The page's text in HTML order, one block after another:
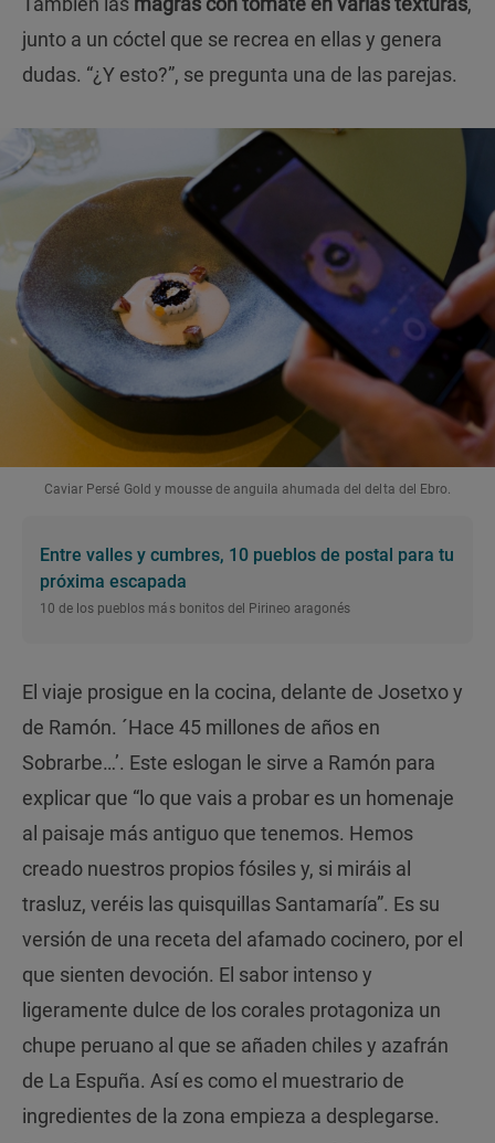
junto a un cóctel que se recrea en ellas y genera
dudas. “¿Y esto?”, se pregunta una de las parejas.
Caviar Persé Gold y mousse de anguila ahumada del delta del Ebro.
Entre valles y cumbres, 10 pueblos de postal para tu
próxima escapada
10 de los pueblos más bonitos del Pirineo aragonés
El viaje prosigue en la cocina, delante de Josetxo y
de Ramón. ´Hace 45 millones de años en
Sobrarbe…’. Este eslogan le sirve a Ramón para
explicar que “lo que vais a probar es un homenaje
al paisaje más antiguo que tenemos. Hemos
creado nuestros propios fósiles y, si miráis al
trasluz, veréis las quisquillas Santamaría”. Es su
versión de una receta del afamado cocinero, por el
que sienten devoción. El sabor intenso y
ligeramente dulce de los corales protagoniza un
chupe peruano al que se añaden chiles y azafrán
de La Espuña. Así es como el muestrario de
ingredientes de la zona empieza a desplegarse.